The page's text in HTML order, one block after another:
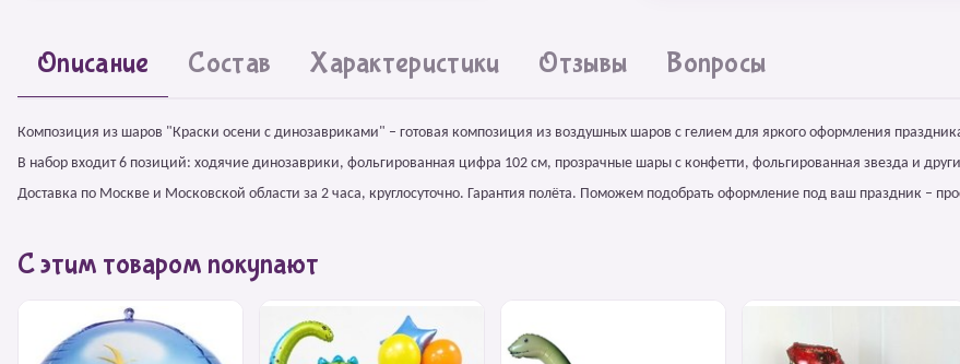
Описание Состав Характеристики Отзывы Вопросы
Композиция из шаров "Краски осени с динозавриками" – готовая композиция из воздушных шаров с гелием для яркого оформления
В набор входит 6 позиций: ходячие динозаврики, фольгированная цифра 102 см, прозрачные шары с конфетти, фольгированная звезда и
Доставка по Москве и Московской области за 2 часа, круглосуточно. Гарантия полёта. Поможем подобрать оформление под ваш праздник –
С этим товаром покупают